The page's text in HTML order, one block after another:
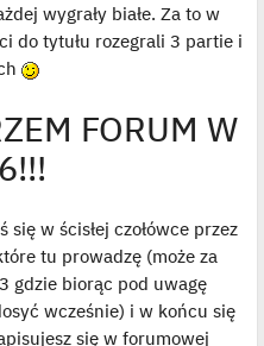
wygrały białe. Za to w
do tytułu rozegrali 3 partie i
FORUM W
się w ścisłej czołówce przez
tu prowadzę (może za
gdzie biorąc pod uwagę
wcześnie) i w końcu się
się w forumowej